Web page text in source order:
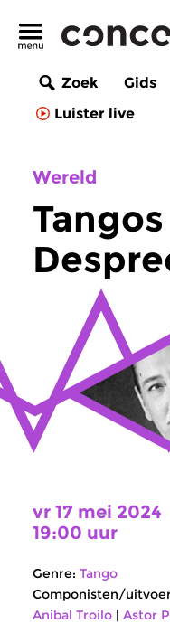
Zoek Gids
Luister live
Wereld
Tangos
vr 17 mei 2024
19:00 uur
Genre: Tango
Componisten/
Anibal Troilo | Astor